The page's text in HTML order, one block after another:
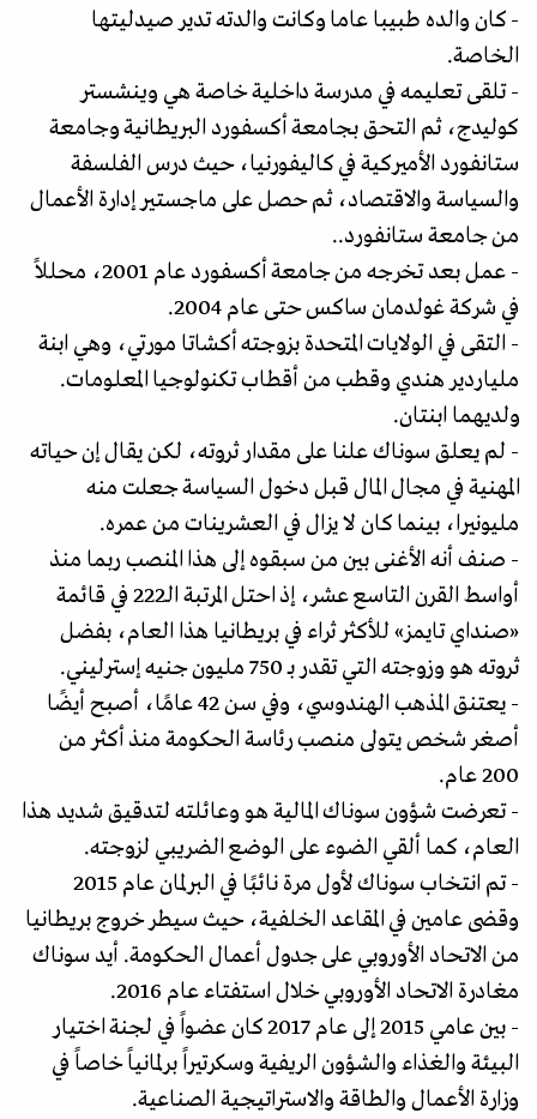
- كان والده طبيبا عاما وكانت والدته تدير صيدليتها
الخاصة.
- تلقى تعليمه في مدرسة داخلية خاصة هي وينشستر
كوليدج، ثم التحق بجامعة أكسفورد البريطانية وجامعة
ستانفورد الأميركية في كاليفورنيا، حيث درس الفلسفة
والسياسة والاقتصاد، ثم حصل على ماجستير إدارة الأعمال
من جامعة ستانفورد..
- عمل بعد تخرجه من جامعة أكسفورد عام 2001، محللاً
في شركة غولدمان ساكس حتى عام 2004.
- التقى في الولايات المتحدة بزوجته أكشاتا مورتي، وهي ابنة
ملياردير هندي وقطب من أقطاب تكنولوجيا المعلومات.
ولديهما ابنتان.
- لم يعلق سوناك علنا على مقدار ثروته، لكن يقال إن حياته
المهنية في مجال المال قبل دخول السياسة جعلت منه
مليونيرا، بينما كان لا يزال في العشرينات من عمره.
- صنف أنه الأغنى بين من سبقوه إلى هذا المنصب ربما منذ
أواسط القرن التاسع عشر، إذ احتل المرتبة الـ222 في قائمة
«صنداي تايمز» للأكثر ثراء في بريطانيا هذا العام، بفضل
ثروته هو وزوجته التي تقدر بـ 750 مليون جنيه إسترليني.
- يعتنق المذهب الهندوسي، وفي سن 42 عامًا، أصبح أيضًا
أصغر شخص يتولى منصب رئاسة الحكومة منذ أكثر من
200 عام.
- تعرضت شؤون سوناك المالية هو وعائلته لتدقيق شديد هذا
العام، كما ألقي الضوء على الوضع الضريبي لزوجته.
- تم انتخاب سوناك لأول مرة نائبًا في البرلمان عام 2015
وقضى عامين في المقاعد الخلفية، حيث سيطر خروج بريطانيا
من الاتحاد الأوروبي على جدول أعمال الحكومة. أيد سوناك
مغادرة الاتحاد الأوروبي خلال استفتاء عام 2016.
- بين عامي 2015 إلى عام 2017 كان عضواً في لجنة اختيار
البيئة والغذاء والشؤون الريفية وسكرتيراً برلمانياً خاصاً في
وزارة الأعمال والطاقة والاستراتيجية الصناعية.